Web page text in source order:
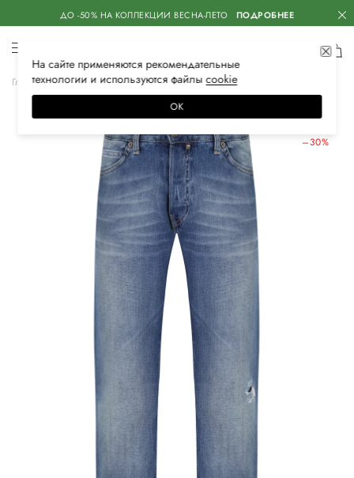
ДО -50% НА КОЛЛЕКЦИИ ВЕСНА-ЛЕТО ПОДРОБНЕЕ
Главная Мужская Одежда Джинсы Прямые
–30%
На сайте применяются рекомендательные
технологии и используются файлысооkiе
ОК